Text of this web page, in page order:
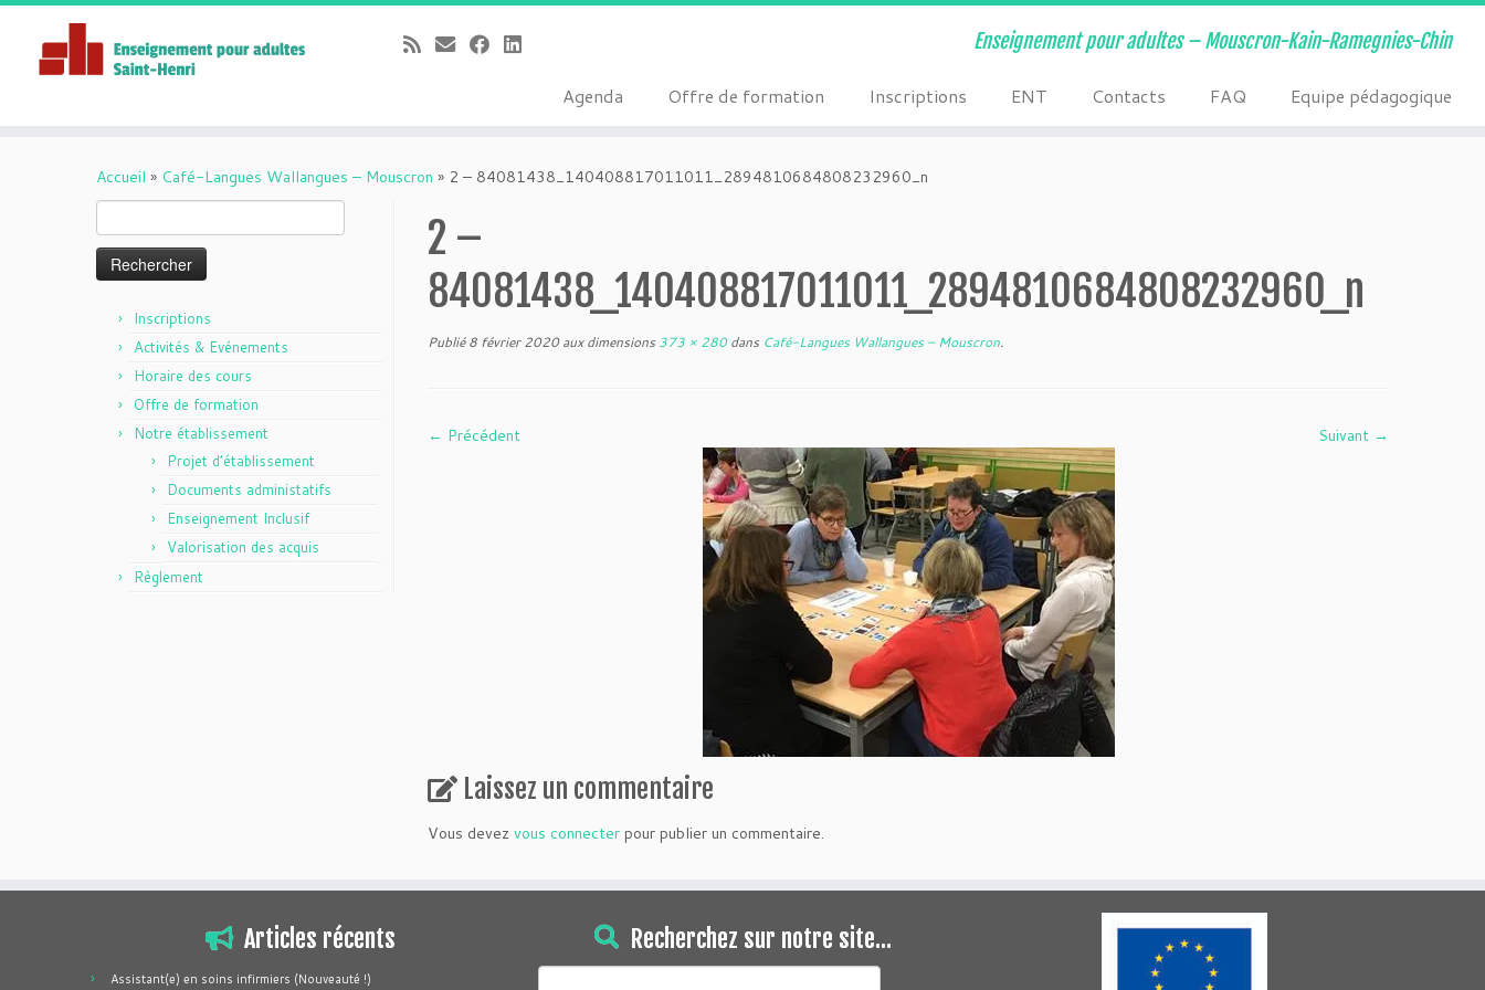
Enseignement pour adultes – Mouscron-Kain-Ramegnies-Chin
Agenda Offre de formation Inscriptions ENT Contacts FAQ Equipe pédagogique
Accueil » Café-Langues Wallangues – Mouscron » 2 – 84081438_140408817011011_2894810684808232960_n
Inscriptions
Activités & Evénements
Horaire des cours
Offre de formation
Notre établissement
Projet d’établissement
Documents administatifs
Enseignement Inclusif
Valorisation des acquis
Règlement
2 –
84081438_140408817011011_2894810684808232960_n
Publié 8 février 2020aux dimensions 373 × 280dans Café-Langues Wallangues – Mouscron.
← Précédent Suivant →
Laissez un commentaire
Vous devez vous connecter pour publier un commentaire.
Articles récents
Assistant(e) en soins infirmiers (Nouveauté !)
Recherchez sur notre site…